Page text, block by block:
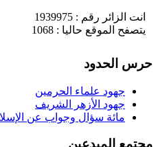
انت الزائر رقم : 1939975
يتصفح الموقع حاليا : 1068
الحدود
جهود علماء الحرمين
جهود الأزهر الشريف
مائة سؤال وجواب عن الإسلام
المبدعين